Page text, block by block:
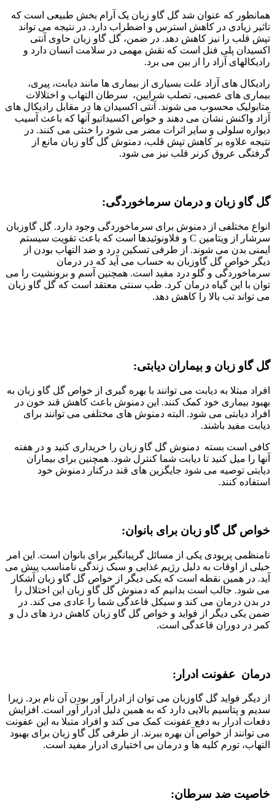
همانطور که عنوان شد گل گاو زبان یک آرام بخش طبیعی است که
تاثیر زیادی در کاهش استرس و اضطراب دارد. در نتیجه می تواند
تپش قلب را نیز کاهش دهد. در ضمن، گل گاو زبان حاوی آنتی
اکسیدان پلی فنل است که نقش مهمی در سلامت انسان دارد و
رادیکالهای آزاد را از بین می برد.
رادیکال های آزاد علت بسیاری از بیماری ها مانند دیابت، پیری،
بیماری های عصبی، تصلب شرایین، سرطان التهاب و اختلالات
متابولیک محسوب می شوند. آنتی اکسیدان ها در مقابل رادیکال های
آزاد واکنش نشان می دهند و خواص اکسیداتیو آنها که باعث آسیب
دیواره سلولی و سایر اثرات مضر می شود را خنثی می کنند. در
نتیجه علاوه بر کاهش تپش قلب، دمنوش گل گاو زبان مانع از
گرفتگی عروق کرنر قلب نیز می شود.
گل گاو زبان و درمان سرماخوردگی:
انواع مختلفی از دمنوش برای سرماخوردگی وجود دارد. گل گاوزبان
سرشار از ویتامین C و فلاونوئیدها است که باعث تقویت سیستم
ایمنی بدن می شوند. از طرفی تسکین درد و ضد التهاب بودن از
دیگر خواص گل گاوزبان به حساب می آید که در درمان
سرماخوردگی و گلو درد مفید است. همچنین آسم و برونشیت را می
توان با این گیاه درمان کرد. طب سنتی معتقد است که گل گاو زبان
می تواند تب بالا را کاهش دهد.
گل گاو زبان و بیماران دیابتی:
افراد مبتلا به دیابت می توانند با بهره گیری از خواص گل گاو زبان به
بهبود بیماری خود کمک کنند. این دمنوش باعث کاهش قند خون در
افراد دیابتی می شود. البته دمنوش های مختلفی می توانند برای
دیابت مفید باشند.
کافی است بسته دمنوش گل گاو زبان را خریداری کنید و در هفته
آنها را میل کنید تا دیابت شما کنترل شود. همچنین برای بیماران
دیابتی توصیه می شود جایگزین های قند درکنار دمنوش خود
استفاده کنند.
خواص گل گاو زبان برای بانوان:
نامنظمی پریودی یکی از مسائل گریبانگیر برای بانوان است. این امر
خیلی از اوقات به دلیل رژیم غذایی و سبک زندگی نامناسب پیش می
آید. در همین نقطه است که یکی دیگر از خواص گل گاو زبان آشکار
می شود. جالب است بدانیم که دمنوش گل گاو زبان این اختلال را
در بدن درمان می کند و سیکل قاعدگی شما را عادی می کند. در
ضمن یکی دیگر از فواید و خواص گل گاو زبان کاهش درد های دل و
کمر در دوران قاعدگی است.
درمان عفونت ادرار:
از دیگر فواید گل گاوزبان می توان از ادرار آور بودن آن نام برد. زیرا
سدیم و پتاسیم بالایی دارد که به همین دلیل ادرار آور است. افزایش
دفعات ادرار به دفع عفونت کمک می کند و افراد متبلا به این عفونت
می توانند از خواص آن بهره ببرند. از طرفی گل گاو زبان برای بهبود
التهاب، تورم کلیه ها و درمان بی اختیاری ادرار مفید است.
خاصیت ضد سرطان: